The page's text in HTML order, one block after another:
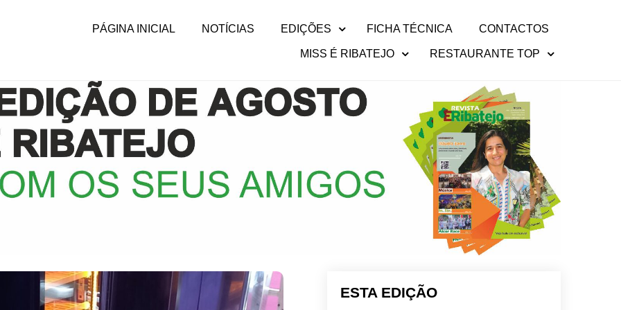
PÁGINA INICIAL NOTÍCIAS EDIÇÕES FICHA TÉCNICA CONTACTOS
MISS É RIBATEJO RESTAURANTE TOP
ESTA EDIÇÃO